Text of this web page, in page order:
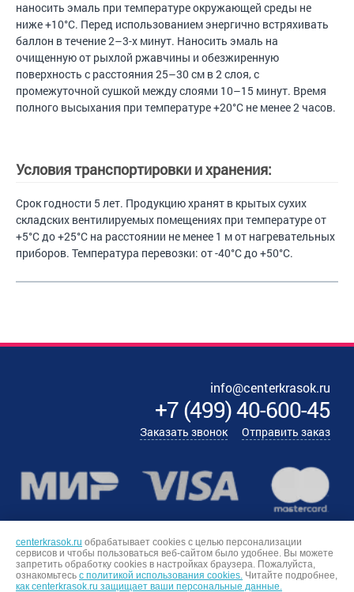
наносить эмаль при температуре окружающей среды не
ниже +10°С. Перед использованием энергично встряхивать
баллон в течение 2–3-х минут. Наносить эмаль на
очищенную от рыхлой ржавчины и обезжиренную
поверхность с расстояния 25–30 см в 2 слоя, с
промежуточной сушкой между слоями 10–15 минут. Время
полного высыхания при температуре +20°С не менее 2 часов.
Условия транспортировки и хранения:
Срок годности 5 лет. Продукцию хранят в крытых сухих
складских вентилируемых помещениях при температуре от
+5°С до +25°С на расстоянии не менее 1 м от нагревательных
приборов. Температура перевозки: от -40°С до +50°С.
info@centerkrasok.ru
+7(499)40-600-45
Заказать звонок Отправить заказ
centerkrasok.ru обрабатывает cookies с целью персонализации
сервисов и чтобы пользоваться веб-сайтом было удобнее. Вы можете
запретить обработку сookies в настройках браузера. Пожалуйста,
ознакомьтесь с политикой использования cookies. Читайте подробнее,
как centerkrasok.ru защищает ваши персональные данные.